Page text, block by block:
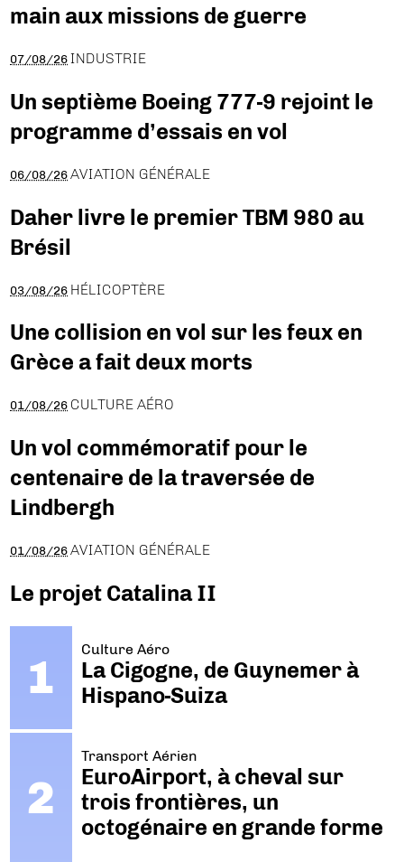
main aux missions de guerre
07/08/26 INDUSTRIE
Un septième Boeing 777-9 rejoint le
programme d’essais en vol
06/08/26 AVIATION GÉNÉRALE
Daher livre le premier TBM 980 au
Brésil
03/08/26 HÉLICOPTÈRE
Une collision en vol sur les feux en
Grèce a fait deux morts
01/08/26 CULTURE AÉRO
Un vol commémoratif pour le
centenaire de la traversée de
Lindbergh
01/08/26 AVIATION GÉNÉRALE
Le projet Catalina II
Culture Aéro
La Cigogne, de Guynemer à
Hispano-Suiza
Transport Aérien
EuroAirport, à cheval sur
trois frontières, un
octogénaire en grande forme